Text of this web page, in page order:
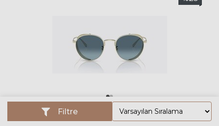
OLIVER PEOPLES 1323S 5271Q8 50 Güneş Gözlüğü
Filtre